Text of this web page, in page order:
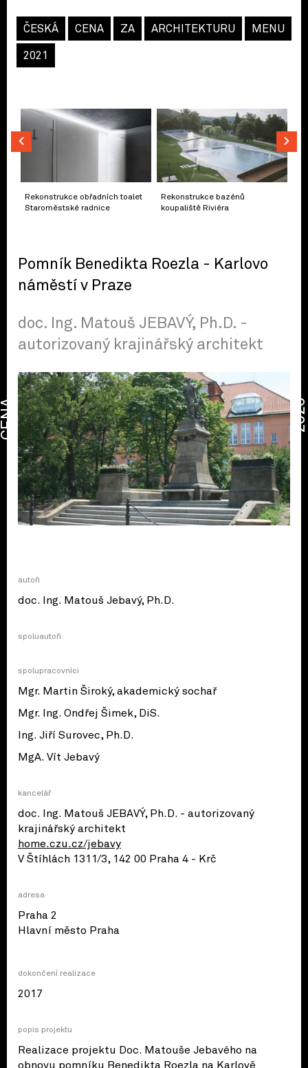
ČESKÁ CENA ZA ARCHITEKTURU
2021
MENU
Rekonstrukce obřadních toalet
Staroměstské radnice
Rekonstrukce bazénů
koupaliště Riviéra
Pomník Benedikta Roezla - Karlovo
náměstí v Praze
doc. Ing. Matouš JEBAVÝ, Ph.D. -
autorizovaný krajinářský architekt
autoři
doc. Ing. Matouš Jebavý, Ph.D.
spoluautoři
spolupracovníci
Mgr. Martin Široký, akademický sochař
Mgr. Ing. Ondřej Šimek, DiS.
Ing. Jiří Surovec, Ph.D.
MgA. Vít Jebavý
kancelář
doc. Ing. Matouš JEBAVÝ, Ph.D. - autorizovaný
krajinářský architekt
home.czu.cz/jebavy
V Štíhlách 1311/3, 142 00 Praha 4 - Krč
adresa
Praha 2
Hlavní město Praha
dokončení realizace
2017
popis projektu
Realizace projektu Doc. Matouše Jebavého na
obnovu pomníku Benedikta Roezla na Karlově
CENA 2026